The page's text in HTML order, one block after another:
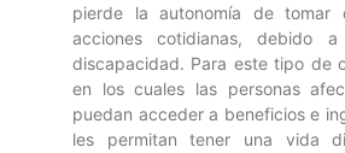
pierde la autonomía de tomar
acciones cotidianas, debido
discapacidad. Para este tipo de
en los cuales las personas
puedan acceder a beneficios e
les permitan tener una vida